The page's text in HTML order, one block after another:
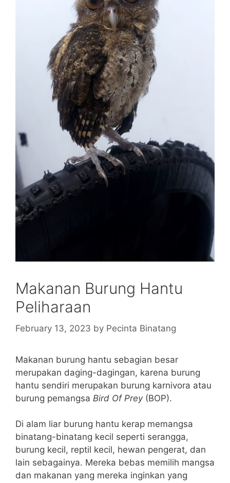
Makanan Burung Hantu
Peliharaan
February 13, 2023 by Pecinta Binatang
Makanan burung hantu sebagian besar
merupakan daging-dagingan, karena burung
hantu sendiri merupakan burung karnivora atau
burung pemangsa Bird Of Prey(BOP).
Di alam liar burung hantu kerap memangsa
binatang-binatang kecil seperti serangga,
burung kecil, reptil kecil, hewan pengerat, dan
lain sebagainya. Mereka bebas memilih mangsa
dan makanan yang mereka inginkan yang